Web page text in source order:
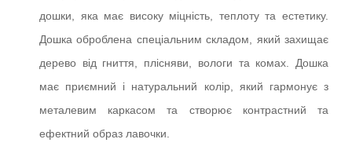
дошки, яка має високу міцність, теплоту та естетику.
Дошка оброблена спеціальним складом, який захищає
дерево від гниття, плісняви, вологи та комах. Дошка
має приємний і натуральний колір, який гармонує з
металевим каркасом та створює контрастний та
ефектний образ лавочки.